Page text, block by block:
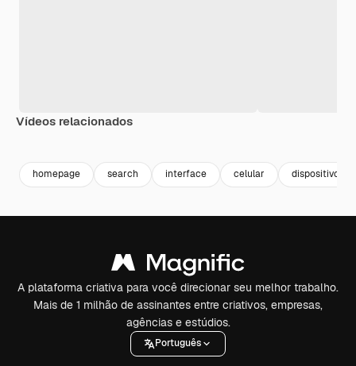
Vídeos relacionados
homepage search interface celular dispositivos
A plataforma criativa para você direcionar seu melhor trabalho.
Mais de 1 milhão de assinantes entre criativos, empresas,
agências e estúdios.
Português